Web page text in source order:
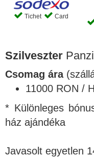
Tichet
Card
Szilveszter
Csomag ára
11000 RON /
* Különleges
ház ajándéka
Javasolt egyetlen